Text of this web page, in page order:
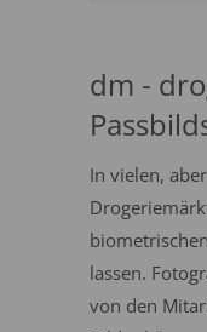
dm -
In vielen,
lassen.
von den